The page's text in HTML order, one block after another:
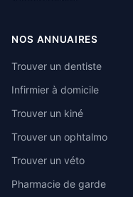
NOS ANNUAIRES
Trouver un dentiste
Infirmier à domicile
Trouver un kiné
Trouver un ophtalmo
Trouver un véto
Pharmacie de garde